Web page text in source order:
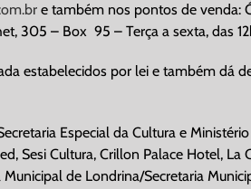
e também nos pontos de venda:
305 – Box 95 – Terça a sexta, das
estabelecidos por lei e também dá
Especial da Cultura e
Sesi Cultura, Crillon Palace Hotel,
de Londrina/Secretaria